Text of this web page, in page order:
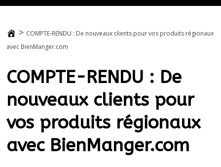
> COMPTE-RENDU : De nouveaux clients pour vos produits régionaux
avec BienManger.com
COMPTE-RENDU : De
nouveaux clients pour
vos produits régionaux
avec BienManger.com